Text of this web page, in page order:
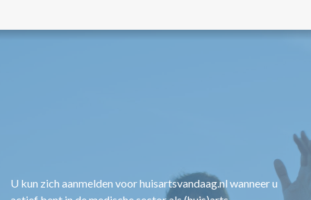
U kun zich aanmelden voor huisartsvandaag.nl wanneer u